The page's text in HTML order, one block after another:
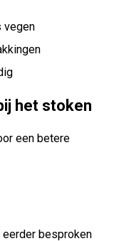
vegen
het stoken
een betere
besproken